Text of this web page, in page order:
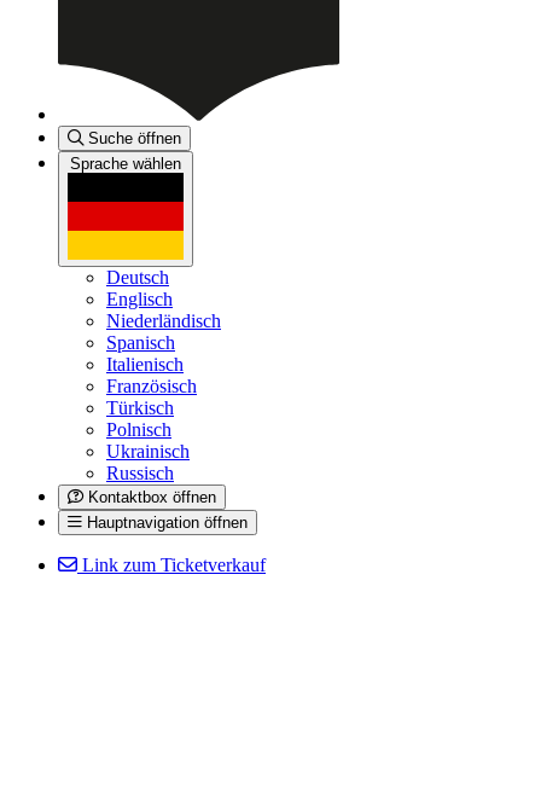
Suche öffnen
Sprache wählen
Deutsch
Englisch
Niederländisch
Spanisch
Italienisch
Französisch
Türkisch
Polnisch
Ukrainisch
Russisch
Kontaktbox öffnen
Hauptnavigation öffnen
Link zum Ticketverkauf